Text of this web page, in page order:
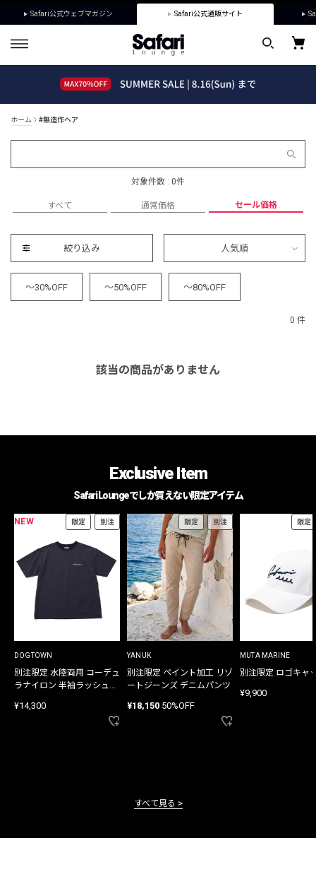
Safari公式ウェブマガジン Safari公式通販サイト
ホーム #無造作ヘア
対象件数 : 0件
すべて 通常価格 セール価格
絞り込み 人気順
～30%OFF ～50%OFF ～80%OFF
0 件
該当の商品がありません
Exclusive Item
Safari Loungeでしか買えない限定アイテム
NEW 限定 別注
DOGTOWN
別注限定 水陸両用 コーデュ
ラナイロン 半袖ラッシュガ
¥14,300
限定 別注
YANUK
別注限定 ペイント加工 リゾ
ートジーンズ デニムパンツ
¥18,150 50%OFF
限定
MUTA MARINE
別注限定 ロゴキャ
¥9,900
すべて見る